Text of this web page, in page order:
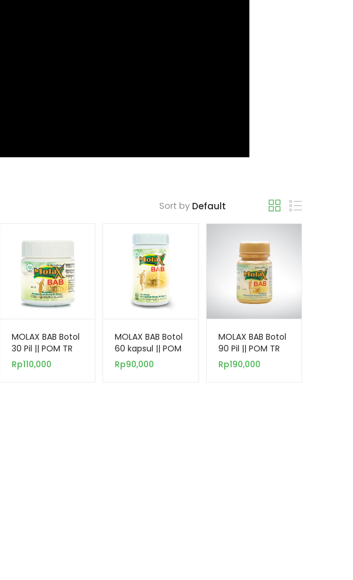
Sort by
MOLAX BAB Botol
30 Pil || POM TR
172499321
Rp110,000
MOLAX BAB Botol
60 kapsul || POM
TR 172 307 281
Rp90,000
MOLAX BAB Botol
90 Pil || POM TR
172499321
Rp190,000